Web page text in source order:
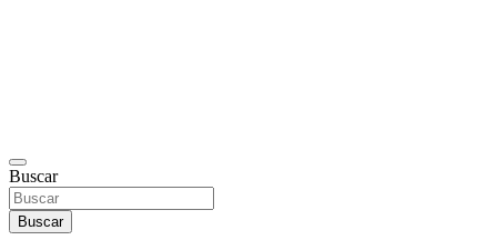
Buscar
Buscar